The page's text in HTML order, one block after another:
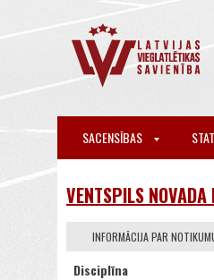
SACENSĪBAS
VENTSPILS
INFORMĀCIJA PAR
Disciplīna